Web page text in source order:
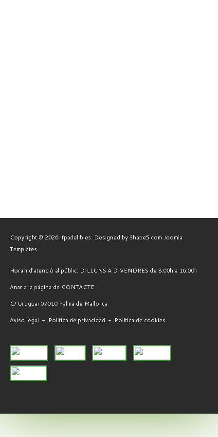
Copyright © 2026. fpadelib.es. Designed by Shape5.com Joomla
Templates
Horari d'atenció al públic: DILLUNS A DIVENDRES de 8:00h a 16:00h
Anar a la pàgina de CONTACTE
C/ Uruguai 07010 Palma de Mallorca
Aviso legal - Política de privacidad - Política de cookies